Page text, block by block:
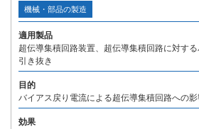
機械・部品の製造
適用製品
超伝導集積回路装置、超伝導集積回路に対す
引き抜き
目的
バイアス戻り電流による超伝導集積回路への影
効果